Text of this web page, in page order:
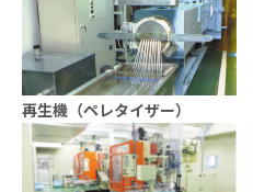
再生機（ペレタイザー）